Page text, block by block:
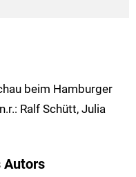
beim Hamburger
Ralf Schütt, Julia
Autors